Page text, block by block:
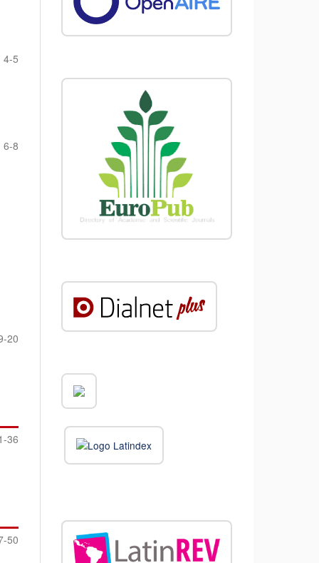
4-5
6-8
20
36
50